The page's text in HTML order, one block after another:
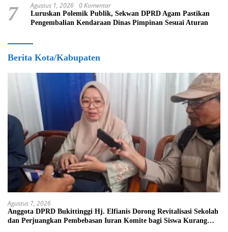
7 Agustus 1, 2026 0 Komentar
Luruskan Polemik Publik, Sekwan DPRD Agam Pastikan
Pengembalian Kendaraan Dinas Pimpinan Sesuai Aturan
Berita Kota/Kabupaten
Agustus 7, 2026
Anggota DPRD Bukittinggi Hj. Elfianis Dorong Revitalisasi Sekolah
dan Perjuangkan Pembebasan Iuran Komite bagi Siswa Kurang